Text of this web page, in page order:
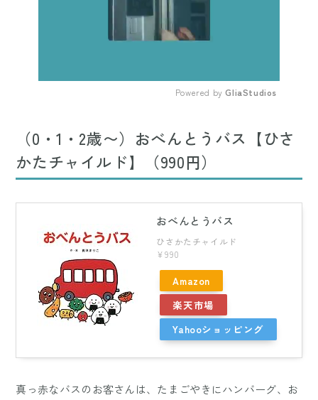
Powered by GliaStudios
（0・1・2歳〜）おべんとうバス【ひさ
かたチャイルド】（990円）
おべんとうバス
ひさかたチャイルド
¥990
Amazon
楽天市場
Yahooショッピング
真っ赤なバスのお客さんは、たまごやきにハンバーグ、お